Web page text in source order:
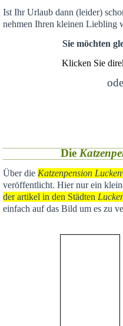
Ist Ihr Urlaub dann (leider)
nehmen Ihren kleinen Liebling
Sie möchten
Klicken Sie
Die
Über die Katzenpension
veröffentlicht. Hier nur ein
der artikel in den Städten
einfach auf das Bild um es zu